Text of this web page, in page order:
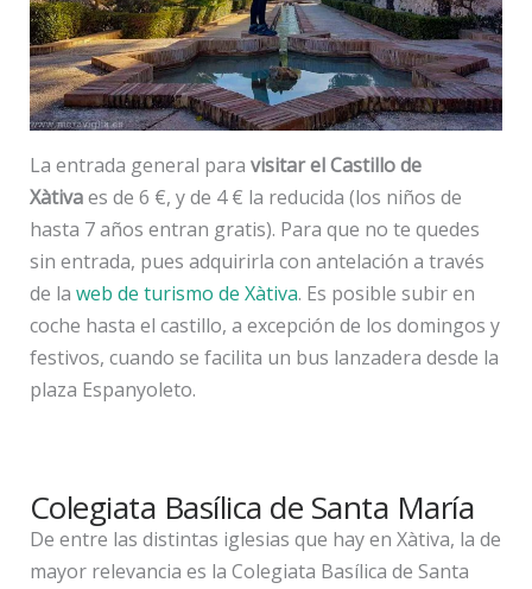
La entrada general para visitar el Castillo de
Xàtivaes de 6 €, y de 4 € la reducida (los niños de
hasta 7 años entran gratis). Para que no te quedes
sin entrada, pues adquirirla con antelación a través
de la web de turismo de Xàtiva. Es posible subir en
coche hasta el castillo, a excepción de los domingos y
festivos, cuando se facilita un bus lanzadera desde la
plaza Espanyoleto.
Colegiata Basílica de Santa María
De entre las distintas iglesias que hay en Xàtiva, la de
mayor relevancia es la Colegiata Basílica de Santa